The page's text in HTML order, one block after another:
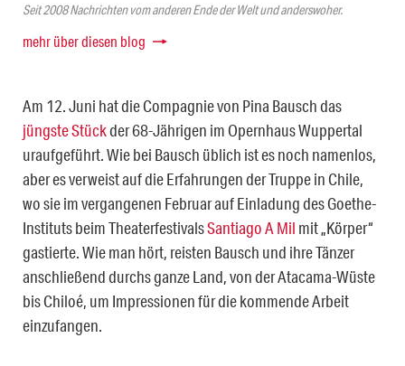
Seit 2008 Nachrichten vom anderen Ende der Welt und anderswoher.
mehr über diesen blog
Am 12. Juni hat die Compagnie von Pina Bausch das
jüngste Stückder 68-Jährigen im Opernhaus Wuppertal
uraufgeführt. Wie bei Bausch üblich ist es noch namenlos,
aber es verweist auf die Erfahrungen der Truppe in Chile,
wo sie im vergangenen Februar auf Einladung des Goethe-
Instituts beim TheaterfestivalsSantiago A Mil mit „Körper“
gastierte. Wie man hört, reisten Bausch und ihre Tänzer
anschließend durchs ganze Land, von der Atacama-Wüste
bis Chiloé, um Impressionen für die kommende Arbeit
einzufangen.